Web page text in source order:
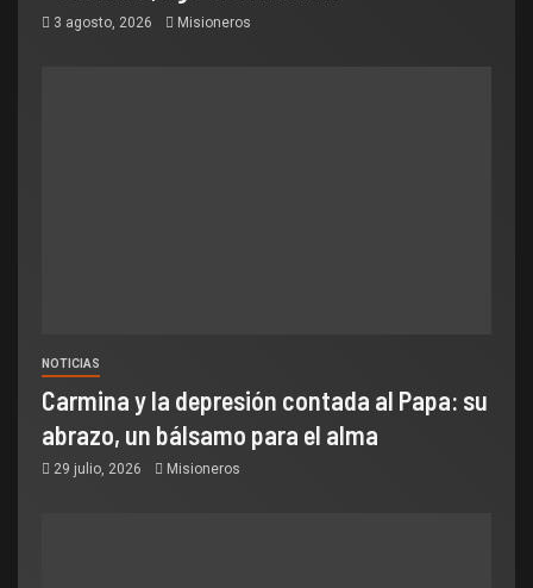
3 agosto, 2026 Misioneros
NOTICIAS
Carmina y la depresión contada al Papa: su
abrazo, un bálsamo para el alma
29 julio, 2026 Misioneros